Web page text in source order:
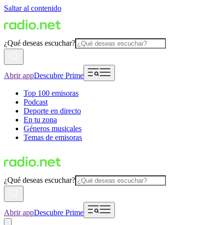
Saltar al contenido
¿Qué deseas escuchar?
Abrir appDescubre Prime
Top 100 emisoras
Podcast
Deporte en directo
En tu zona
Géneros musicales
Temas de emisoras
¿Qué deseas escuchar?
Abrir appDescubre Prime